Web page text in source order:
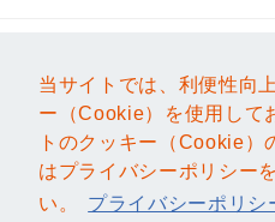
当サイトでは、利便性向
ー（Cookie）を使用して
トのクッキー（Cookie）
はプライバシーポリシー
い。
プライバシーポリシ
当サイトでは、利便性向
ー（Cookie）を使用して
トのクッキー（Cookie）
はプライバシーポリシー
い。
プライバシーポリシ
日本 | JPY ¥
決